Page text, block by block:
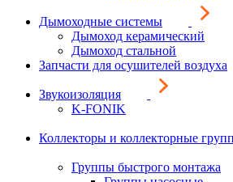
Дымоходные системы
Дымоход керамический
Дымоход стальной
Запчасти для осушителей воздуха
Звукоизоляция
K-FONIK
Коллекторы и коллекторные
Группы быстрого монтажа